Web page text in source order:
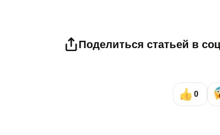
Поделиться статьей в
0